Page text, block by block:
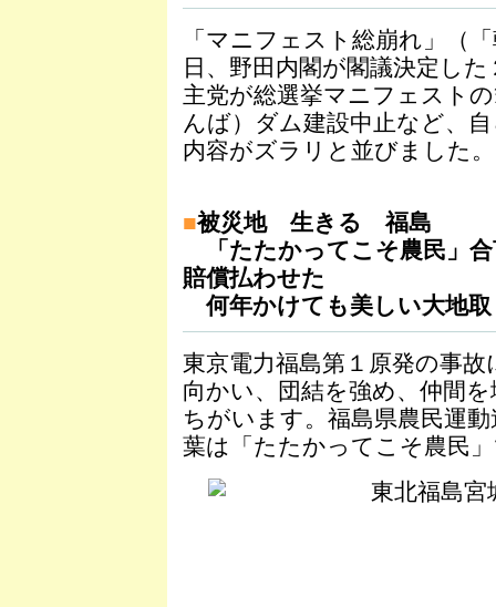
「マニフェスト総崩れ」（
日、野田内閣が閣議決定し
主党が総選挙マニフェスト
んば）ダム建設中止など、
内容がズラリと並びました。
■被災地 生きる 福島
「たたかってこそ農民
賠償払わせた
何年かけても美しい大地
東京電力福島第１原発の事
向かい、団結を強め、仲間
ちがいます。福島県農民運
葉は「たたかってこそ農民